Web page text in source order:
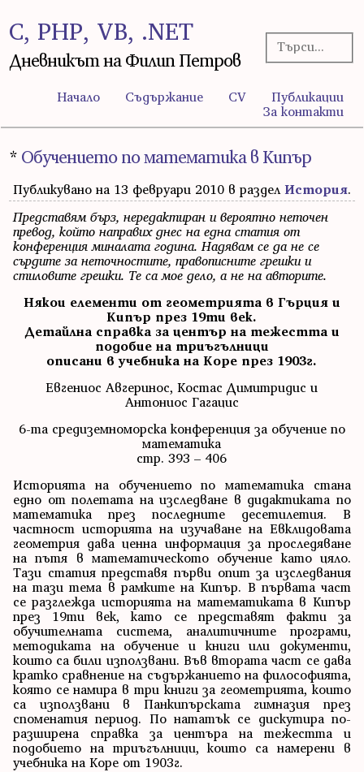
C, PHP, VB, .NET
Дневникът на Филип Петров
Начало Съдържание CV
Публикации
За контакти
* Обучението по математика в Кипър
Публикувано на 13 февруари 2010 в раздел История.
Представям бърз, нередактиран и вероятно неточен
превод, който направих днес на една статия от
конференция миналата година. Надявам се да не се
сърдите за неточностите, правописните грешки и
стиловите грешки. Те са мое дело, а не на авторите.
Някои елементи от геометрията в Гърция и
Кипър през 19ти век.
Детайлна справка за център на тежестта и
подобие на триъгълници
описани в учебника на Коре през 1903г.
Евгениос Авгеринос, Костас Димитридис и
Антониос Гагацис
6-та средиземноморска конференция за обучение по
математика
стр. 393 – 406
Историята на обучението по математика стана
едно от полетата на изследване в дидактиката по
математика през последните десетилетия. В
частност историята на изучаване на Евклидовата
геометрия дава ценна информация за проследяване
на пътя в математическото обучение като цяло.
Тази статия представя първи опит за изследвания
на тази тема в рамките на Кипър. В първата част
се разглежда историята на математиката в Кипър
през 19ти век, като се представят факти за
обучителната система, аналитичните програми,
методиката на обучение и книги или документи,
които са били използвани. Във втората част се дава
кратко сравнение на съдържанието на философията,
която се намира в три книги за геометрията, които
са използвани в Панкипърската гимназия през
споменатия период. По нататък се дискутира по-
разширена справка за центъра на тежестта и
подобието на триъгълници, които са намерени в
учебника на Коре от 1903г.